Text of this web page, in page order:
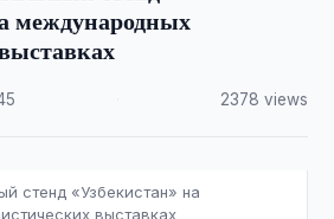
международных
2378 views
стенд «Узбекистан» на
выставках